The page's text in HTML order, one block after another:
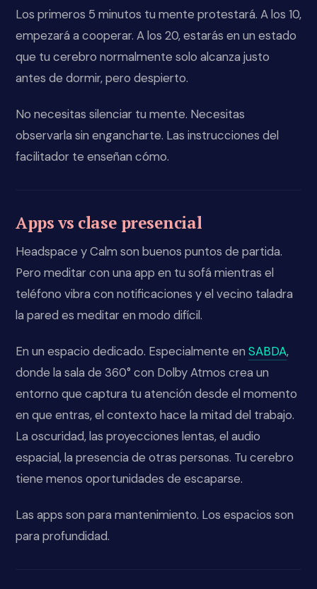
Los primeros 5 minutos tu mente protestará. A los 10,
empezará a cooperar. A los 20, estarás en un estado
que tu cerebro normalmente solo alcanza justo
antes de dormir, pero despierto.
No necesitas silenciar tu mente. Necesitas
observarla sin engancharte. Las instrucciones del
facilitador te enseñan cómo.
Apps vs clase presencial
Headspace y Calm son buenos puntos de partida.
Pero meditar con una app en tu sofá mientras el
teléfono vibra con notificaciones y el vecino taladra
la pared es meditar en modo difícil.
En un espacio dedicado. Especialmente en SABDA,
donde la sala de 360° con Dolby Atmos crea un
entorno que captura tu atención desde el momento
en que entras, el contexto hace la mitad del trabajo.
La oscuridad, las proyecciones lentas, el audio
espacial, la presencia de otras personas. Tu cerebro
tiene menos oportunidades de escaparse.
Las apps son para mantenimiento. Los espacios son
para profundidad.